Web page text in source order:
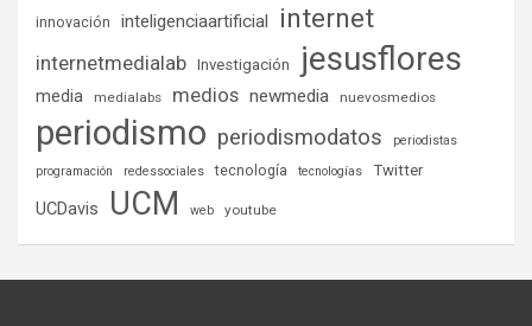
innovación inteligenciaartificial internet
internetmedialab Investigación jesusflores
media medialabs medios newmedia nuevosmedios
periodismo periodismodatos
periodistas
programación
redessociales tecnología tecnologías Twitter
UCDavis UCM web youtube